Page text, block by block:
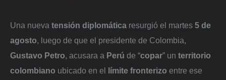
Una nueva tensión diplomática resurgió el martes 5 de
agosto, luego de que el presidente de Colombia,
Gustavo Petro, acusara a Perú de “copar” un territorio
colombiano ubicado en el límite fronterizo entre ese